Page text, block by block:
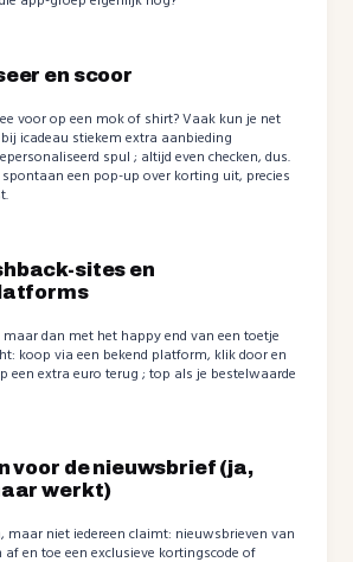
en scoor
voor op een mok of shirt? Vaak kun je net
icadeau stiekem extra aanbieding
spul ; altijd even checken, dus.
een pop-up over korting uit, precies
sites en
dan met het happy end van een toetje
koop via een bekend platform, klik door en
een extra euro terug ; top als je bestelwaarde
voor de nieuwsbrief (ja,
werkt)
maar niet iedereen claimt: nieuwsbrieven van
en toe een exclusieve kortingscode of